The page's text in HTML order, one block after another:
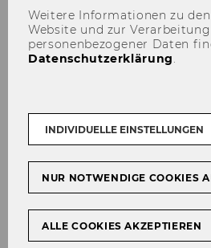
Leitung
Dr.
Bir­git Tru­ke­schitz
Leitung
Projekte
inBir­git Tru­ke­schitz
Weitere Informationen zu
Website und zur Verarbeitung
personenbezogener Daten
Datenschutzerklärung.
INDIVIDUELLE EINSTELLUNGEN
NUR NOTWENDIGE COOKIES
ALLE COOKIES AKZEPTIEREN